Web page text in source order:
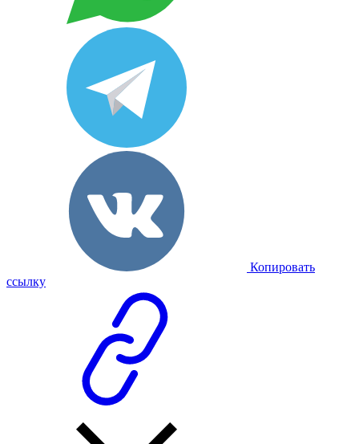
Копировать
ссылку